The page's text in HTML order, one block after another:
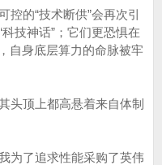
控的“技术断供”会再次引
技神话”；它们更恐惧在
自身底层算力的命脉被牢
头顶上都高悬着来自体制
为了追求性能采购了英伟